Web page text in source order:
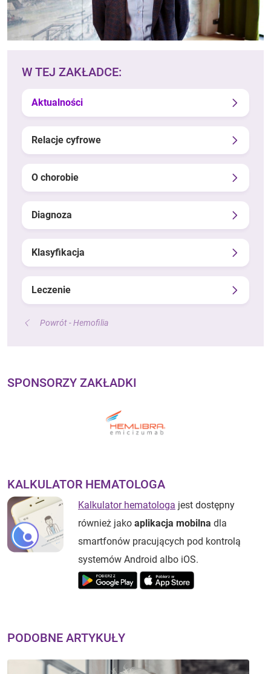
W TEJ ZAKŁADCE:
Aktualności
Relacje cyfrowe
O chorobie
Diagnoza
Klasyfikacja
Leczenie
Powrót - Hemofilia
SPONSORZY ZAKŁADKI
KALKULATOR HEMATOLOGA
Kalkulator hematologa jest dostępny
również jako aplikacja mobilna dla
smartfonów pracujących pod kontrolą
systemów Android albo iOS.
PODOBNE ARTYKUŁY